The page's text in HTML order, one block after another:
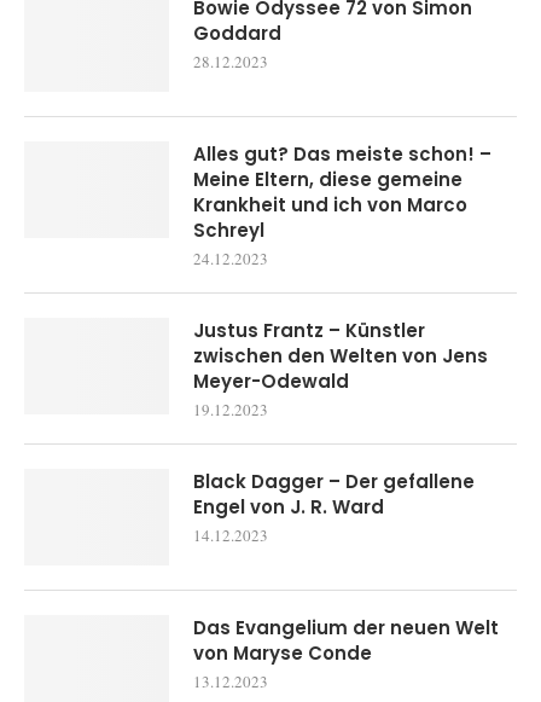
Bowie Odyssee 72 von Simon
Goddard
28.12.2023
Alles gut? Das meiste schon! –
Meine Eltern, diese gemeine
Krankheit und ich von Marco
Schreyl
24.12.2023
Justus Frantz – Künstler
zwischen den Welten von Jens
Meyer-Odewald
19.12.2023
Black Dagger – Der gefallene
Engel von J. R. Ward
14.12.2023
Das Evangelium der neuen Welt
von Maryse Conde
13.12.2023